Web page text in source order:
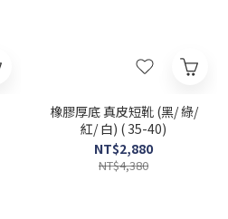
橡膠厚底 真皮短靴 (黑/ 綠/
紅/ 白) ( 35-40)
NT$2,880
NT$4,380